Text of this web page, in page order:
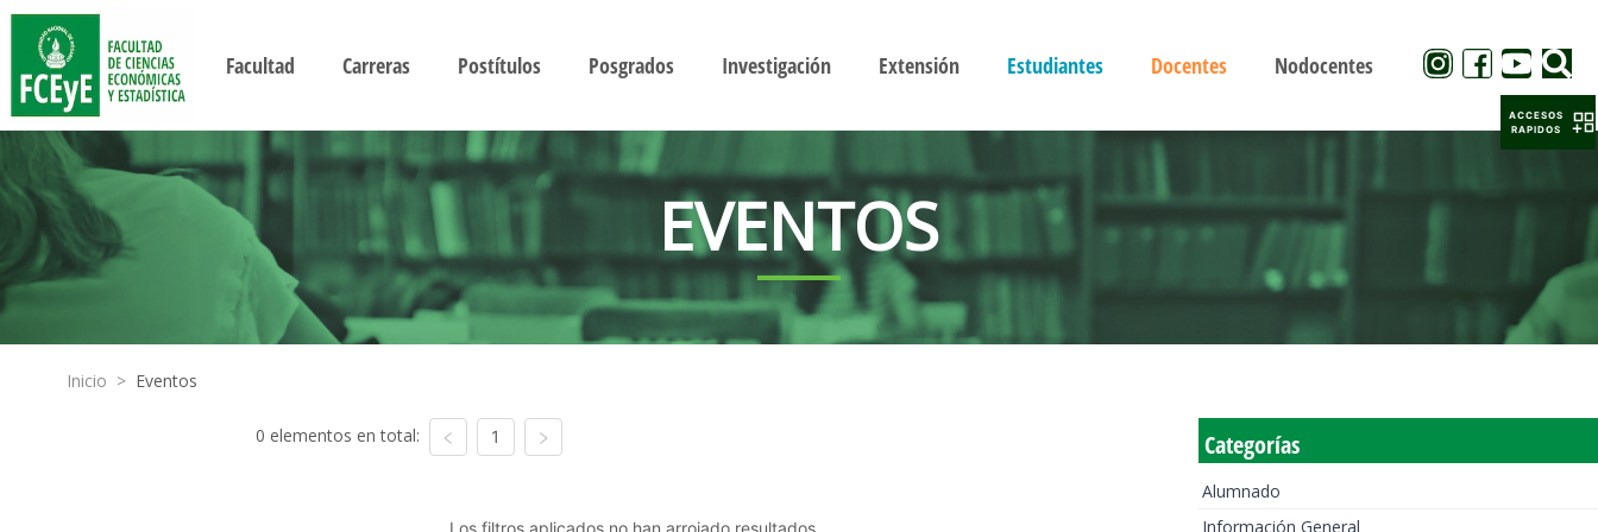
Facultad Carreras Postítulos Posgrados Investigación Extensión Estudiantes Docentes Nodocentes
EVENTOS
Inicio > Eventos
0 elementos en total: 1
Los filtros aplicados no han arrojado resultados
Categorías
Alumnado
Información General
ACCESOS
RAPIDOS